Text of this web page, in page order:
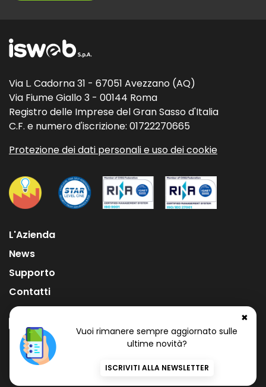
✖
Vuoi rimanere sempre aggiornato sulle
ultime novità?
ISCRIVITI ALLA NEWSLETTER
Via L. Cadorna 31 - 67051 Avezzano (AQ)
Via Fiume Giallo 3 - 00144 Roma
Registro delle Imprese del Gran Sasso d'Italia
C.F. e numero d'iscrizione: 01722270665
Protezione dei dati personali e uso dei cookie
L'Azienda
News
Supporto
Contatti
Numero Verde Gratuito
800 97 34 34